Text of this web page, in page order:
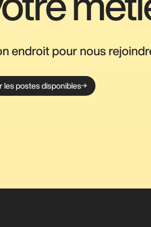
endroit pour nous
les postes disponibles